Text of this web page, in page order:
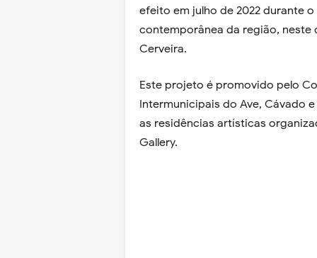
efeito em julho de 2022 durante
contemporânea da região, neste
Cerveira.
Este projeto é promovido pelo
Intermunicipais do Ave, Cávado
as residências artísticas
Gallery.